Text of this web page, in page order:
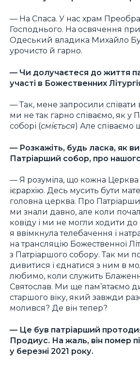
— На Спаса. У нас храм
Господнього. На освячення
Одеський владика Михайло
урочисто й гарно.
— Чи долучаєтеся до життя
участі в Божественних
— Так, мене запросили співати
ми не так гарно співаємо, як у
соборі (сміється) Але співаємо
— Розкажіть, будь ласка, як
Патріарший собор, про
— Я розуміла, що кожна
ієрархію. Десь мусить бути
головна церква. Про
ми знали давно, але коли
ковіду і ми не могли ходити до
я ввімкнула телебачення і
на трансляцію Божественної
з Патріаршого собору. Так ми
дивитися і єднатися з ним в
любимо, коли служить
Святослав. Ми ще пам’ятаємо
старшого віку, який завжди
молився? Де він тепер?
— Це був патріарший
Продиус. На жаль, він помер
у березні 2021 року.